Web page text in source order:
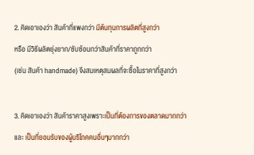
2. คิดเอาเองว่า สินค้าที่แพงกว่า มีต้นทุนการผลิตที่สูงกว่า
หรือ มีวิธีผลิตยุ่งยาก/ซับซ้อนกว่าสินค้าที่ราคาถูกกว่า
(เช่น สินค้า handmade) จึงสมเหตุสมผลที่จะซื้อในราคาที่สูงกว่า
3. คิดเอาเองว่า สินค้าราคาสูงเพราะเป็นที่ต้องการของตลาดมากกว่า
และ เป็นที่ยอมรับของผู้บริโภคคนอื่นๆมากกว่า